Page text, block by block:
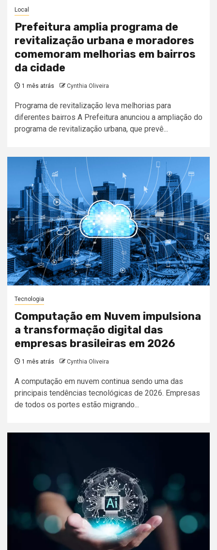
Local
Prefeitura amplia programa de
revitalização urbana e moradores
comemoram melhorias em bairros
da cidade
1 mês atrás Cynthia Oliveira
Programa de revitalização leva melhorias para
diferentes bairros A Prefeitura anunciou a ampliação do
programa de revitalização urbana, que prevê...
Tecnologia
Computação em Nuvem impulsiona
a transformação digital das
empresas brasileiras em 2026
1 mês atrás Cynthia Oliveira
A computação em nuvem continua sendo uma das
principais tendências tecnológicas de 2026. Empresas
de todos os portes estão migrando...